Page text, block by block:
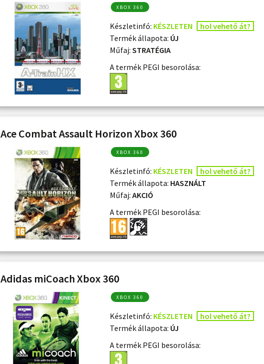
XBOX 360
Készletinfó: KÉSZLETEN
hol vehető át?
Termék állapota: ÚJ
Műfaj: STRATÉGIA
A termék PEGI besorolása:
Ace Combat Assault Horizon Xbox 360
XBOX 360
Készletinfó: KÉSZLETEN
hol vehető át?
Termék állapota: HASZNÁLT
Műfaj: AKCIÓ
A termék PEGI besorolása:
Adidas miCoach Xbox 360
XBOX 360
Készletinfó: KÉSZLETEN
hol vehető át?
Termék állapota: ÚJ
A termék PEGI besorolása: